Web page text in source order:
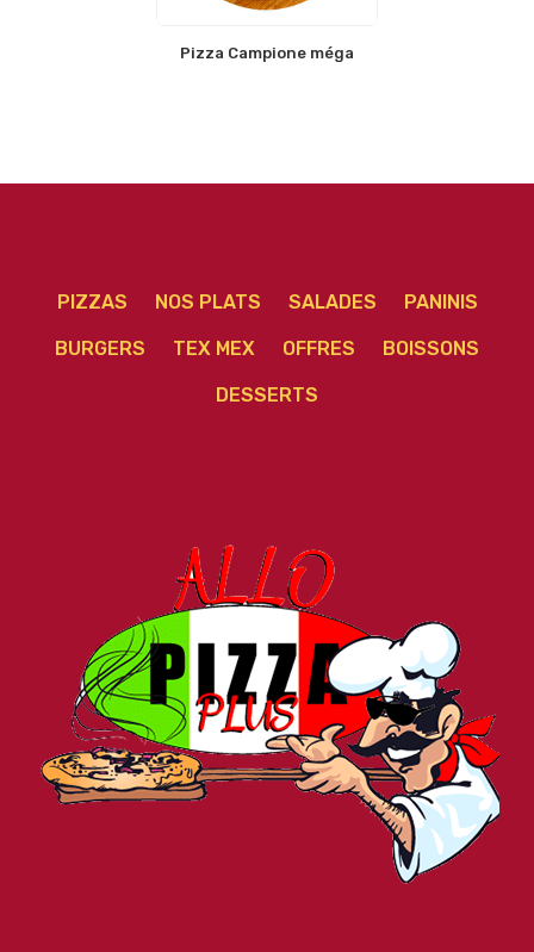
Pizza Campione méga
PIZZAS NOS PLATS SALADES PANINIS
BURGERS TEX MEX OFFRES BOISSONS
DESSERTS